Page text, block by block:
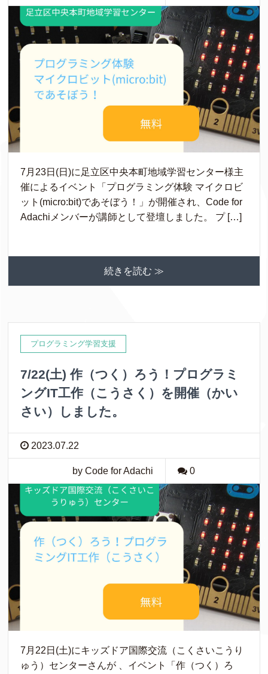
7月23日(日)に足立区中央本町地域学習センター様主
催によるイベント「プログラミング体験 マイクロビ
ット(micro:bit)であそぼう！」が開催され、Code for
Adachiメンバーが講師として登壇しました。 プ […]
続きを読む ≫
プログラミング学習支援
7/22(土) 作（つく）ろう！プログラミ
ングIT工作（こうさく）を開催（かい
さい）しました。
2023.07.22
by Code for Adachi 0
7月22日(土)にキッズドア国際交流（こくさいこうり
ゅう）センターさんが 、イベント「作（つく）ろ